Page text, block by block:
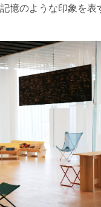
憶のような印象を